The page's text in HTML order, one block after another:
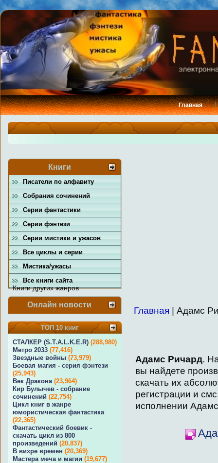
Главная
Книги
Писатели по алфавиту
Собрания сочинений
Серии фантастики
Серии фэнтези
Серии мистики и ужасов
Все циклы и серии
Мистика/ужасы
Все книги сайта
Книги других жанров
Онлайн новости
ТОП 10 книг
СТАЛКЕР (S.T.A.L.K.E.R) (288,980)
Метро 2033 (77,416)
Звездные войны (73,979)
Боевая магия - серия фэнтези
(25,943)
Век Дракона (23,964)
Кир Булычев - собрание
сочинений (22,754)
Цикл книг в жанре
юмористическая фантастика
(22,365)
Фантастический боевик -
скачать цикл из 800
произведений (20,837)
В вихре времен (20,369)
Мастера меча и магии (19,677)
Главная | Адамс
Адамс Ричард.
вы найдете
скачать их
регистрации и
исполнении